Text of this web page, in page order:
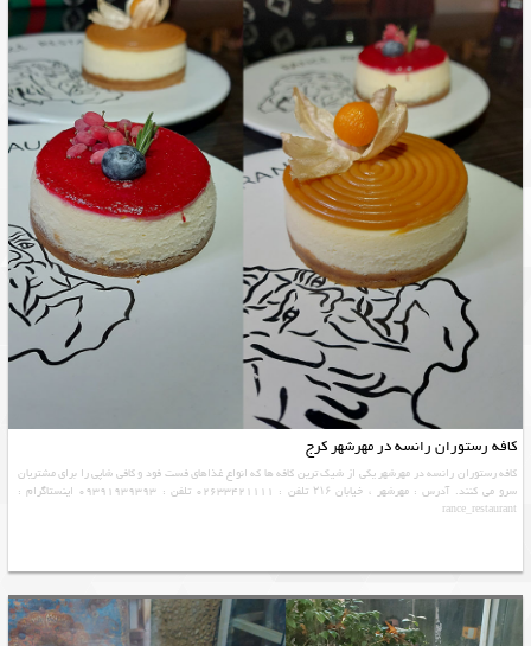
کافه رستوران رانسه در مهرشهر کرج
کافه رستوران رانسه در مهرشهر یکی از شیک ترین کافه ها که انواع غذاهای فست فود و کافی شاپی را برای مشتریان
سرو می کنند. آدرس : مهرشهر ، خیابان ۲۱۶ تلفن : 02633421111 تلفن : 09391939393 اینستاگرام :
rance_restaurant